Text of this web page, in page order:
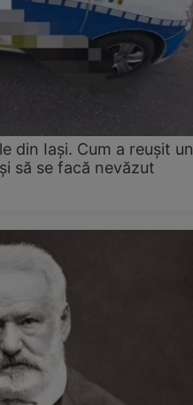
din Iași. Cum a reușit un
să se facă nevăzut